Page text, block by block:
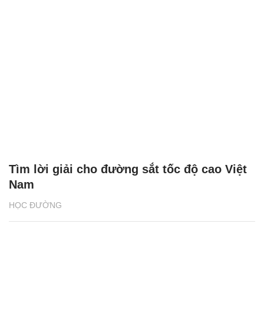
HỌC ĐƯỜNG
Tìm lời giải cho đường sắt tốc độ cao Việt
Nam